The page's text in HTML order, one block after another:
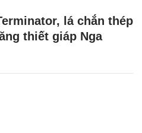
lá chắn thép
thiết giáp Nga